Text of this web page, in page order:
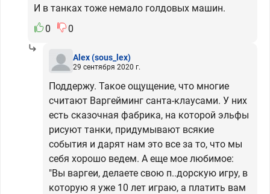
И в танках тоже немало голдовых машин.
0
0
Alex(sous_lex)
29 сентября 2020 г.
Поддержу. Такое ощущение, что многие
считают Варгейминг санта-клаусами. У них
есть сказочная фабрика, на которой эльфы
рисуют танки, придумывают всякие
события и дарят нам это все за то, что мы
себя хорошо ведем. А еще мое любимое:
"Вы варгеи, делаете свою п..дорскую игру, в
которую я уже 10 лет играю, а платить вам